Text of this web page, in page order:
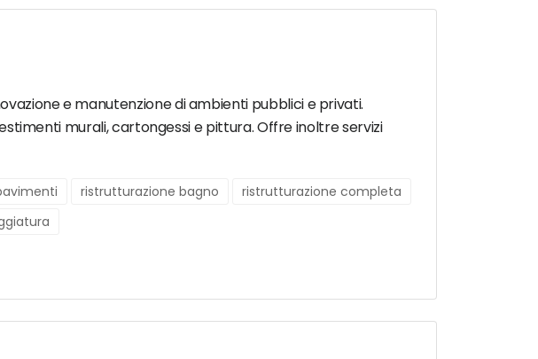
e manutenzione di ambienti pubblici e privati.
murali, cartongessi e pittura. Offre inoltre servizi
ristrutturazione bagno
ristrutturazione completa